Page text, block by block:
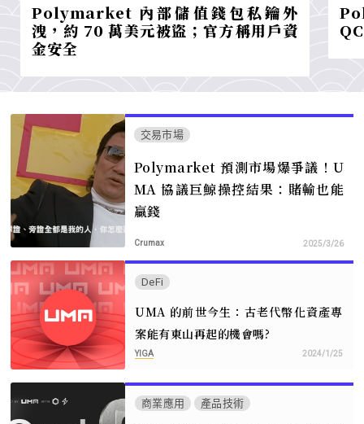
Polymarket 內部儲值錢包私鑰外
洩，約 70 萬美元被盜；官方稱用戶資
金安全
交易市場
Polymarket 預測市場爆爭議！U
MA 協議巨鯨操控結果：賭輸也能
贏錢
Crumax 2025/3/26
DeFi
UMA 的前世今生：古老代幣化資產專
案能有東山再起的機會嗎?
YIGA 2024/1/25
商業應用 產品技術